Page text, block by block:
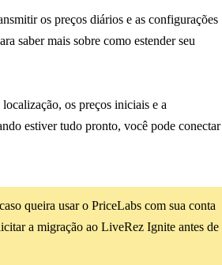
os preços diários e as configurações
saber mais sobre como estender seu
os preços iniciais e a
estiver tudo pronto, você pode conectar
queira usar o PriceLabs com sua conta
a migração ao LiveRez Ignite antes de